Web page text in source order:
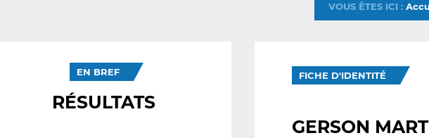
VOUS ÊTES ICI :
EN BREF
RÉSULTATS
FICHE D'IDENTITÉ
GERSON